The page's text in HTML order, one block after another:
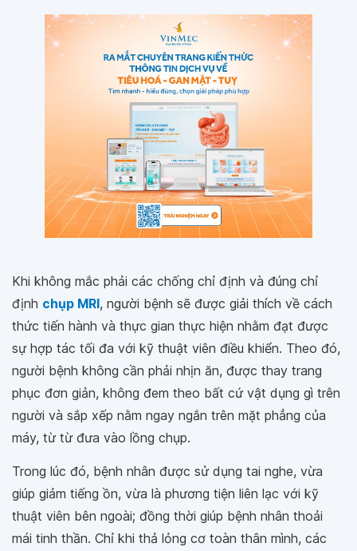
Khi không mắc phải các chống chỉ định và đúng chỉ
định chụp MRI, người bệnh sẽ được giải thích về cách
thức tiến hành và thực gian thực hiện nhằm đạt được
sự hợp tác tối đa với kỹ thuật viên điều khiển. Theo đó,
người bệnh không cần phải nhịn ăn, được thay trang
phục đơn giản, không đem theo bất cứ vật dụng gì trên
người và sắp xếp nằm ngay ngắn trên mặt phẳng của
máy, từ từ đưa vào lồng chụp.
Trong lúc đó, bệnh nhân được sử dụng tai nghe, vừa
giúp giảm tiếng ồn, vừa là phương tiện liên lạc với kỹ
thuật viên bên ngoài; đồng thời giúp bệnh nhân thoải
mái tinh thần. Chỉ khi thả lỏng cơ toàn thân mình, các